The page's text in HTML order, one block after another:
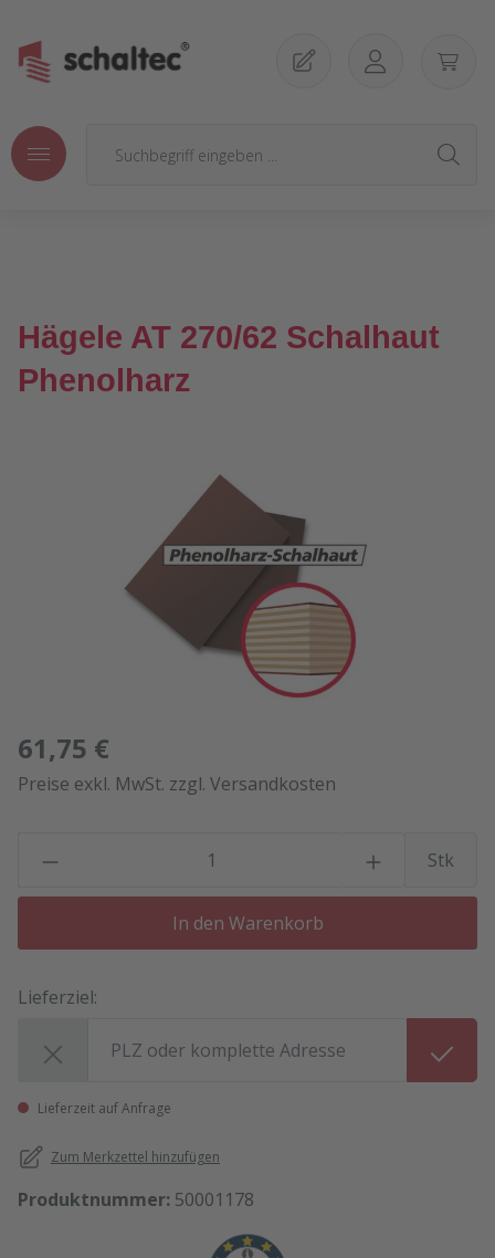
Hägele AT 270/62 Schalhaut
Phenolharz
Bildergalerie überspringen
61,75 €
Preise exkl. MwSt. zzgl. Versandkosten
Stk
In den Warenkorb
Lieferziel:
Lieferzeit auf Anfrage
Zum Merkzettel hinzufügen
Produktnummer: 50001178